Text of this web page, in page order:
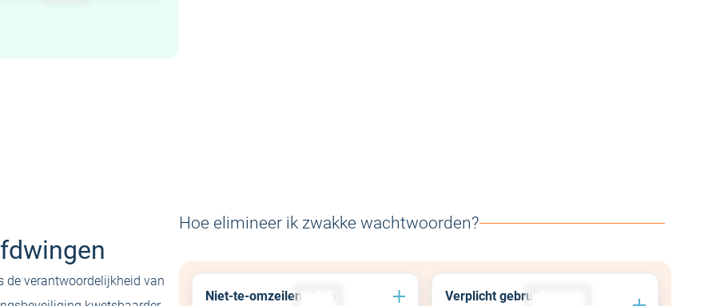
de verantwoordelijkheid van
Hoe elimineer ik zwakke wachtwoorden?
Niet-te-omzeilen eisen
Verplicht gebruik